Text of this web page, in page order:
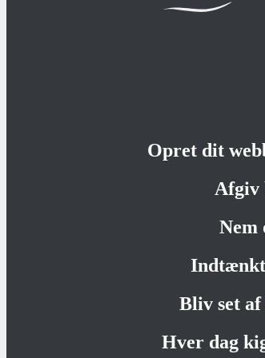
Opret dit
Afgiv
Nem
Indtænkt
Bliv set af
Hver dag